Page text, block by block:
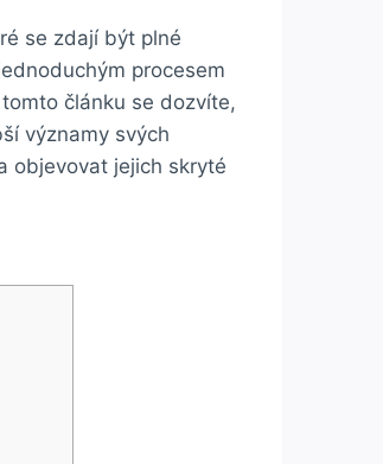
se zdají být plné
procesem
článku se dozvíte,
významy svých
objevovat jejich skryté